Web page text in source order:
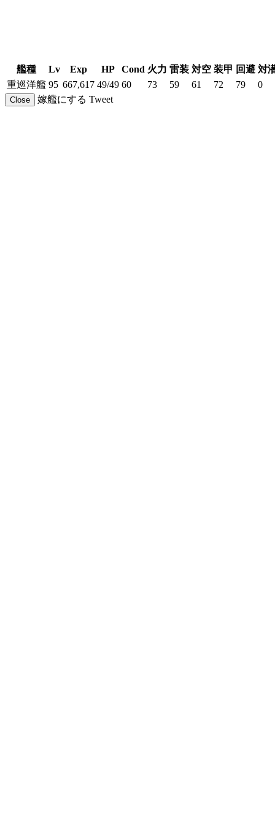
艦種 Lv Exp HP Cond 火力 雷装 対空 装甲 回避 対
重巡洋艦 95 667,617 49/49 60 73 59 61 72 79 0
Close 嫁艦にする Tweet